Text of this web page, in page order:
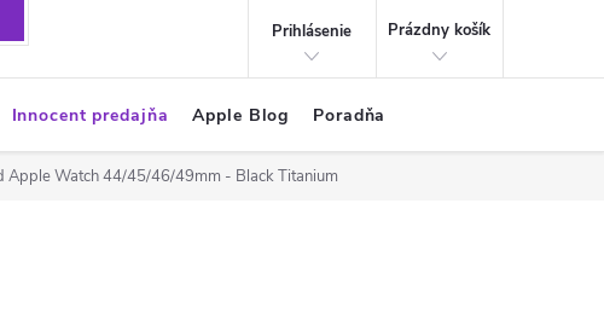
Prihlásenie
Prázdny košík
Innocent predajňa Apple Blog Poradňa
Apple Watch 44/45/46/49mm - Black Titanium